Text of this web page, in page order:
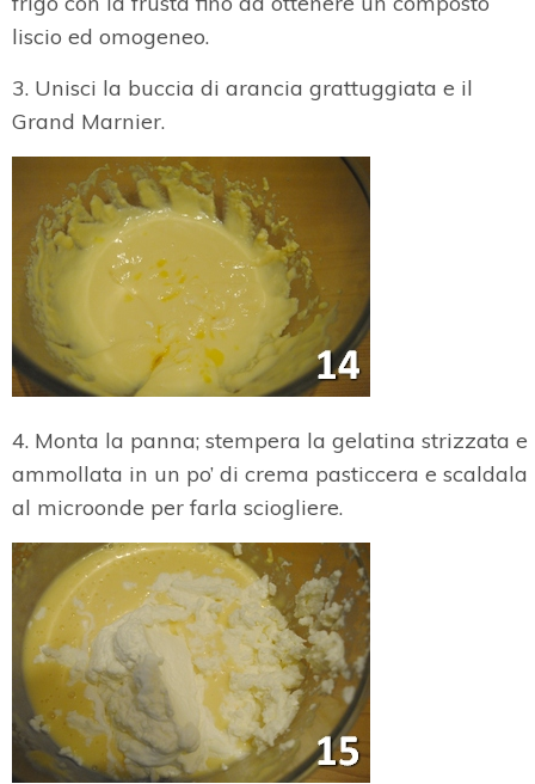
liscio ed omogeneo.
3. Unisci la buccia di arancia grattuggiata e il
Grand Marnier.
4. Monta la panna; stempera la gelatina strizzata e
ammollata in un po’ di crema pasticcera e scaldala
al microonde per farla sciogliere.